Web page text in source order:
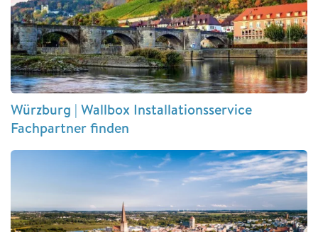
Würzburg | Wallbox Installationsservice
Fachpartner finden